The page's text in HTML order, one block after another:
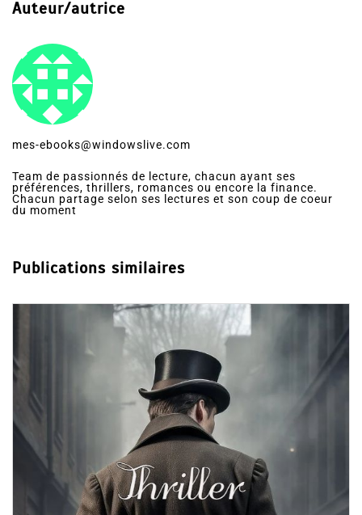
Auteur/autrice
mes-ebooks@windowslive.com
Team de passionnés de lecture, chacun ayant ses
préférences, thrillers, romances ou encore la finance.
Chacun partage selon ses lectures et son coup de coeur
du moment
Publications similaires